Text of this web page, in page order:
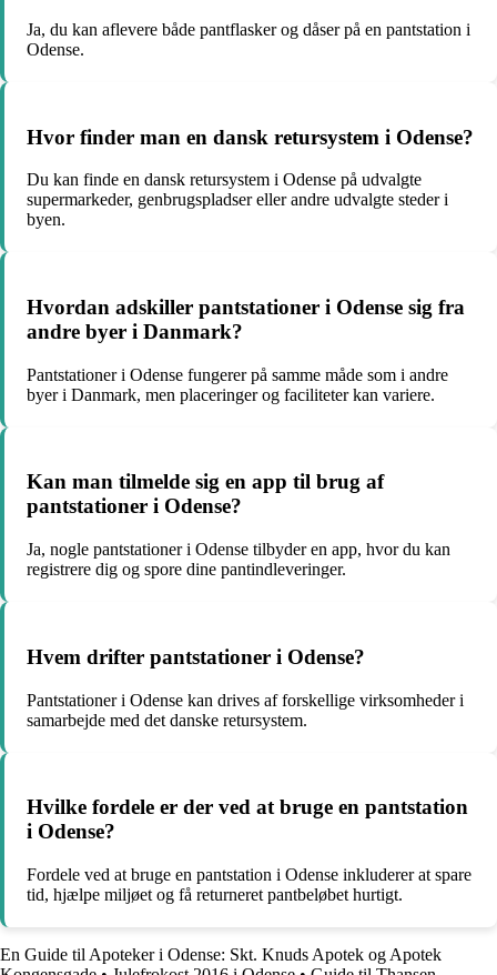
Ja, du kan aflevere både pantflasker og dåser på en pantstation i
Odense.
Hvor finder man en dansk retursystem i Odense?
Du kan finde en dansk retursystem i Odense på udvalgte
supermarkeder, genbrugspladser eller andre udvalgte steder i
byen.
Hvordan adskiller pantstationer i Odense sig fra
andre byer i Danmark?
Pantstationer i Odense fungerer på samme måde som i andre
byer i Danmark, men placeringer og faciliteter kan variere.
Kan man tilmelde sig en app til brug af
pantstationer i Odense?
Ja, nogle pantstationer i Odense tilbyder en app, hvor du kan
registrere dig og spore dine pantindleveringer.
Hvem drifter pantstationer i Odense?
Pantstationer i Odense kan drives af forskellige virksomheder i
samarbejde med det danske retursystem.
Hvilke fordele er der ved at bruge en pantstation
i Odense?
Fordele ved at bruge en pantstation i Odense inkluderer at spare
tid, hjælpe miljøet og få returneret pantbeløbet hurtigt.
En Guide til Apoteker i Odense: Skt. Knuds Apotek og Apotek